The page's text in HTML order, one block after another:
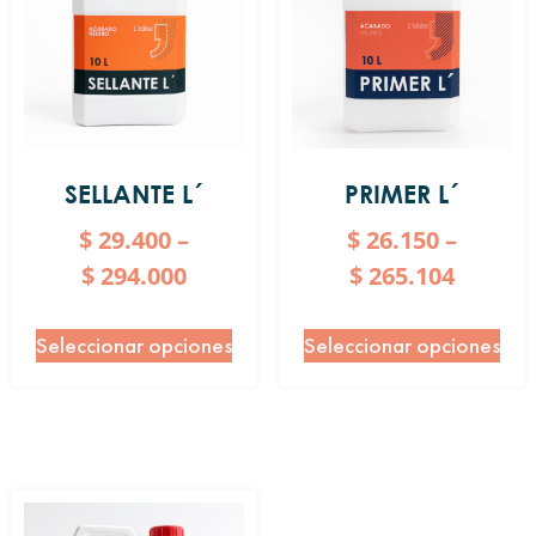
SELLANTE L´
$29.400–
$294.000
Seleccionar opciones
PRIMER L´
$26.150–
$265.104
Seleccionar opciones